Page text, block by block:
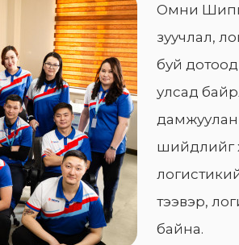
Омни
зуучлал,
буй
улсад
шийдлийг
тээвэр,
байна.